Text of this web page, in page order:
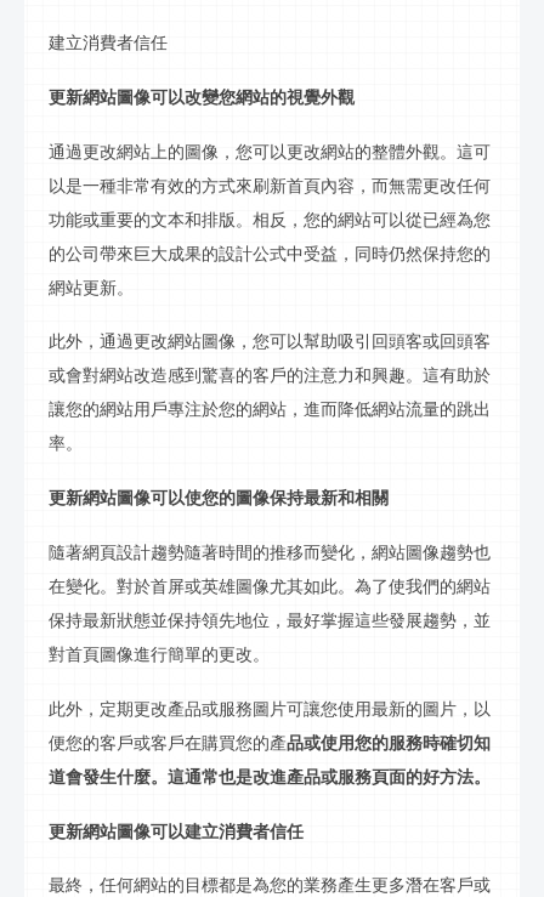
建立消費者信任
更新網站圖像可以改變您網站的視覺外觀
通過更改網站上的圖像，您可以更改網站的整體外觀。這可
以是一種非常有效的方式來刷新首頁內容，而無需更改任何
功能或重要的文本和排版。相反，您的網站可以從已經為您
的公司帶來巨大成果的設計公式中受益，同時仍然保持您的
網站更新。
此外，通過更改網站圖像，您可以幫助吸引回頭客或回頭客
或會對網站改造感到驚喜的客戶的注意力和興趣。這有助於
讓您的網站用戶專注於您的網站，進而降低網站流量的跳出
率。
更新網站圖像可以使您的圖像保持最新和相關
隨著網頁設計趨勢隨著時間的推移而變化，網站圖像趨勢也
在變化。對於首屏或英雄圖像尤其如此。為了使我們的網站
保持最新狀態並保持領先地位，最好掌握這些發展趨勢，並
對首頁 圖像進行簡單的更改。
此外，定期更改產品或服務圖片可讓您使用最新的圖片，以
便您的客戶或客戶在購買您的產品或使用您的服務時確切知
道會發生什麼。這通常也是改進產品或服務頁面的好方法。
更新網站圖像可以建立消費者信任
最終，任何網站的目標都是為您的業務產生更多潛在客戶或